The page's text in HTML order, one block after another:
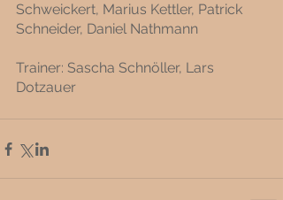
Schweickert, Marius Kettler, Patrick
Schneider, Daniel Nathmann
Trainer: Sascha Schnöller, Lars
Dotzauer